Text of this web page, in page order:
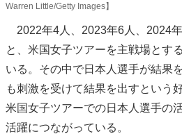
Warren Little/Getty Images】
2022年4人、2023年6人、2024
と、米国女子ツアーを主戦場とす
いる。その中で日本人選手が結果
も刺激を受けて結果を出すという
米国女子ツアーでの日本人選手の
活躍につながっている。